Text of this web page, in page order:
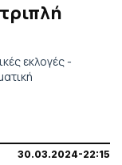
εκλογές -
30.03.2024-22:15